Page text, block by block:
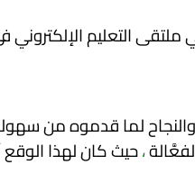
ملتقى التعليم الإلكتروني
والنجاح لما قدموه من
،حيث كان لهذا الوقع